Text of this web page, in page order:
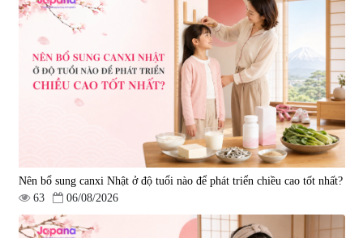
Nên bổ sung canxi Nhật ở độ tuổi nào để phát triển chiều cao tốt nhất?
63
06/08/2026